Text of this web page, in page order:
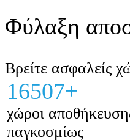
Φύλαξη
Βρείτε ασφαλείς
16507+
χώροι
παγκοσμίως